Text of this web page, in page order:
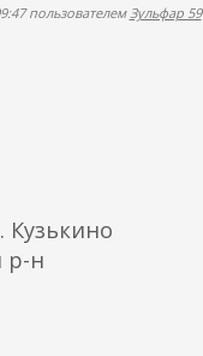
пользователемЗульфар 59
Кузькино
р-н